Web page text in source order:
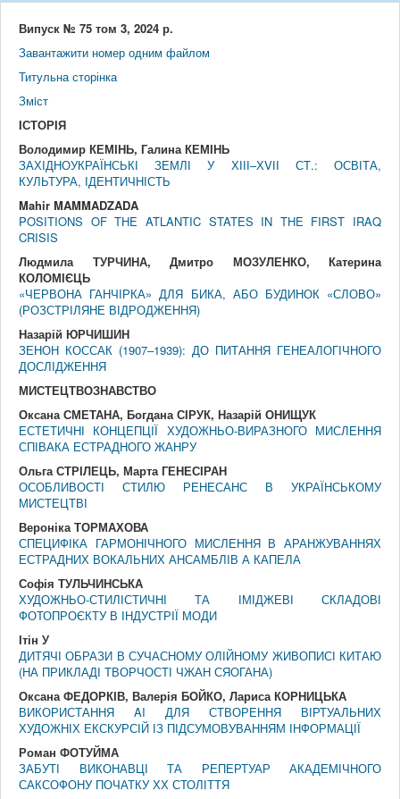
Випуск № 75 том 3, 2024 р.
Завантажити номер одним файлом
Титульна сторінка
Змiст
IСТОРIЯ
Володимир КЕМІНЬ, Галина КЕМІНЬ
ЗАХІДНОУКРАЇНСЬКІ ЗЕМЛІ У ХІІІ–ХVІІ СТ.: ОСВІТА,
КУЛЬТУРА, ІДЕНТИЧНІСТЬ
Mahir MAMMADZADA
POSITIONS OF THE ATLANTIC STATES IN THE FIRST IRAQ
CRISIS
Людмила ТУРЧИНА, Дмитро МОЗУЛЕНКО, Катерина
КОЛОМІЄЦЬ
«ЧЕРВОНА ГАНЧІРКА» ДЛЯ БИКА, АБО БУДИНОК «СЛОВО»
(РОЗСТРІЛЯНЕ ВІДРОДЖЕННЯ)
Назарій ЮРЧИШИН
ЗЕНОН КОССАК (1907–1939): ДО ПИТАННЯ ГЕНЕАЛОГІЧНОГО
ДОСЛІДЖЕННЯ
МИСТЕЦТВОЗНАВСТВО
Оксана СМЕТАНА, Богдана СІРУК, Назарій ОНИЩУК
ЕСТЕТИЧНІ КОНЦЕПЦІЇ ХУДОЖНЬО-ВИРАЗНОГО МИСЛЕННЯ
СПІВАКА ЕСТРАДНОГО ЖАНРУ
Ольга СТРІЛЕЦЬ, Марта ГЕНЕСІРАН
ОСОБЛИВОСТІ СТИЛЮ РЕНЕСАНС В УКРАЇНСЬКОМУ
МИСТЕЦТВІ
Вероніка ТОРМАХОВА
СПЕЦИФІКА ГАРМОНІЧНОГО МИСЛЕННЯ В АРАНЖУВАННЯХ
ЕСТРАДНИХ ВОКАЛЬНИХ АНСАМБЛІВ А КАПЕЛА
Софія ТУЛЬЧИНСЬКА
ХУДОЖНЬО-СТИЛІСТИЧНІ ТА ІМІДЖЕВІ СКЛАДОВІ
ФОТОПРОЄКТУ В ІНДУСТРІЇ МОДИ
Ітін У
ДИТЯЧІ ОБРАЗИ В СУЧАСНОМУ ОЛІЙНОМУ ЖИВОПИСІ КИТАЮ
(НА ПРИКЛАДІ ТВОРЧОСТІ ЧЖАН СЯОГАНА)
Оксана ФЕДОРКІВ, Валерія БОЙКО, Лариса КОРНИЦЬКА
ВИКОРИСТАННЯ AI ДЛЯ СТВОРЕННЯ ВІРТУАЛЬНИХ
ХУДОЖНІХ ЕКСКУРСІЙ ІЗ ПІДСУМОВУВАННЯМ ІНФОРМАЦІЇ
Роман ФОТУЙМА
ЗАБУТІ ВИКОНАВЦІ ТА РЕПЕРТУАР АКАДЕМІЧНОГО
САКСОФОНУ ПОЧАТКУ ХХ СТОЛІТТЯ